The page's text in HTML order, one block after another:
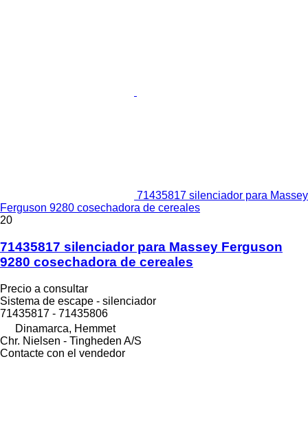
71435817 silenciador para Massey
Ferguson 9280 cosechadora de cereales
20
71435817 silenciador para Massey Ferguson
9280 cosechadora de cereales
Precio a consultar
Sistema de escape - silenciador
71435817 - 71435806
Dinamarca, Hemmet
Chr. Nielsen - Tingheden A/S
Contacte con el vendedor